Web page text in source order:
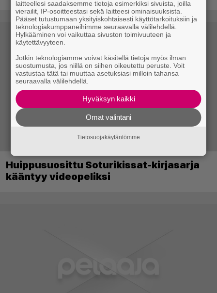
Huippusuosittu Soturikissat-kirjasarja
kääntyy videopeliksi
laitteellesi saadaksemme tietoja esimerkiksi sivuista, joilla
vierailit, IP-osoitteestasi sekä laitteesi ominaisuuksista.
Pääset tutustumaan yksityiskohtaisesti käyttötarkoituksiin ja
teknologiakumppaneihimme seuraavalla välilehdellä.
Hylkääminen voi vaikuttaa sivuston toimivuuteen ja
käytettävyyteen.
Jotkin teknologiamme voivat käsitellä tietoja myös ilman
suostumusta, jos niillä on siihen oikeutettu peruste. Voit
vastustaa tätä tai muuttaa asetuksiasi milloin tahansa
seuraavalla välilehdellä.
Hyväksyn kaikki
Omat valintani
Tietosuojakäytäntömme